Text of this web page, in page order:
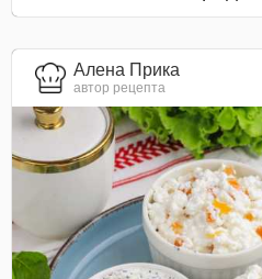
Алена Прика
автор рецепта